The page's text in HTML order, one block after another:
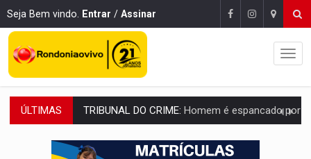
Seja Bem vindo. Entrar / Assinar
ÚLTIMAS VÍDEO:Perseguição é registrada no shopping após colombiana furtar
LUDOPATIA:Apostas online começam a afetar produtividade e rotina